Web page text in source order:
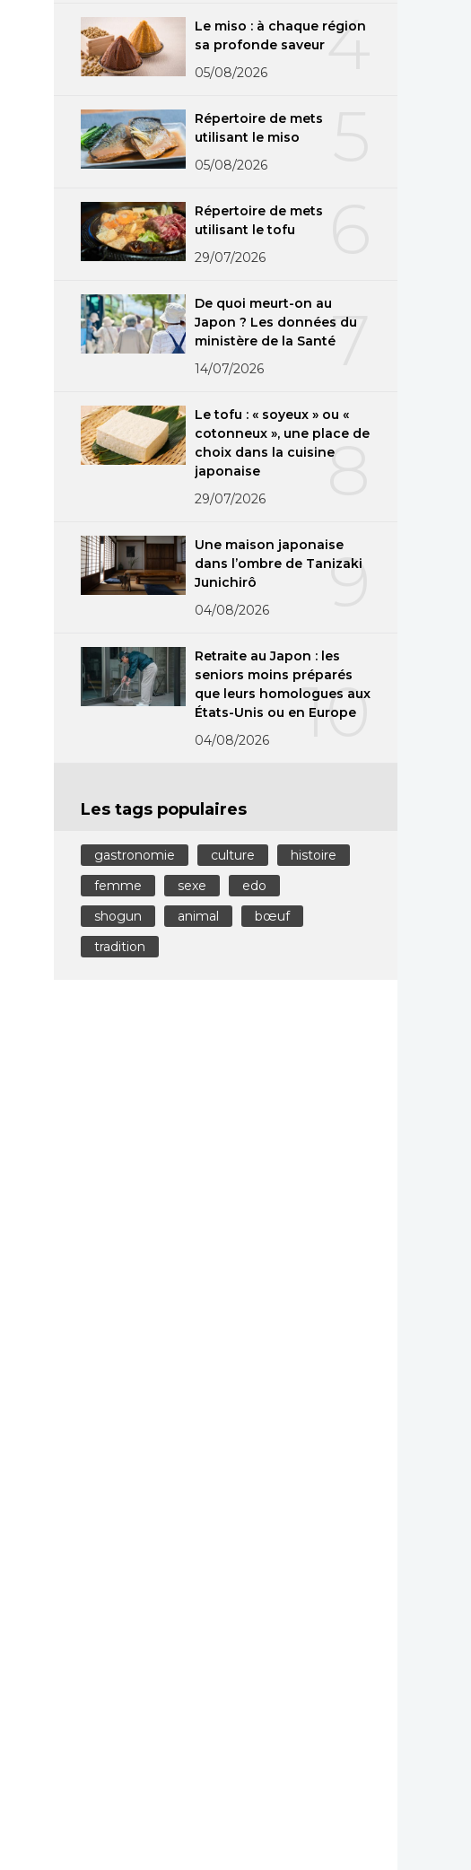
4
Le miso : à chaque région
sa profonde saveur
05/08/2026
Répertoire de mets
utilisant le miso
05/08/2026
Répertoire de mets
utilisant le tofu
29/07/2026
7
De quoi meurt-on au
Japon ? Les données du
ministère de la Santé
14/07/2026
8
Le tofu : « soyeux » ou «
cotonneux », une place de
choix dans la cuisine
japonaise
29/07/2026
9
Une maison japonaise
dans l’ombre de Tanizaki
Junichirô
04/08/2026
10
Retraite au Japon : les
seniors moins préparés
que leurs homologues aux
États-Unis ou en Europe
04/08/2026
Les tags populaires
gastronomie culture
histoire
femme
sexe
edo
shogun
animal
bœuf
tradition